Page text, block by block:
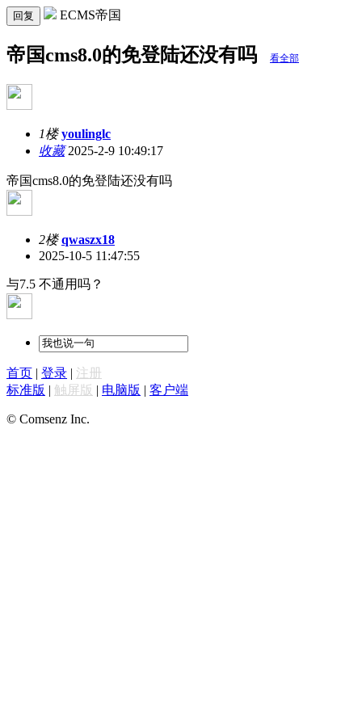
回复 ECMS帝国
帝国cms8.0的免登陆还没有吗 看全部
1楼 youlinglc
收藏2025-2-9 10:49:17
帝国cms8.0的免登陆还没有吗
2楼 qwaszx18
2025-10-5 11:47:55
与7.5 不通用吗？
首页 | 登录 | 注册
标准版 | 触屏版 | 电脑版 | 客户端
© Comsenz Inc.